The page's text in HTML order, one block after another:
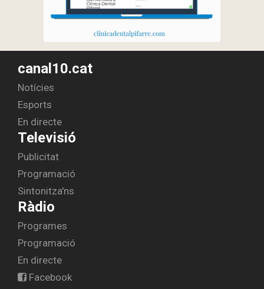
canal10.cat
Notícies
Esports
En directe
Televisió
Publicitat
Programació
Sintonitza'ns
Ràdio
Programes
Programació
En directe
Facebook